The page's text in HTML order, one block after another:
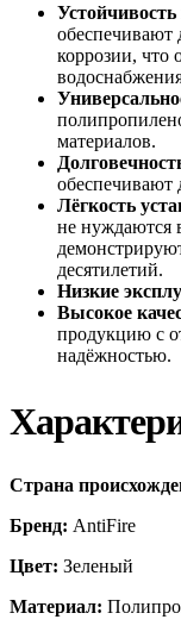
обеспечивают
коррозии, что
материалов.
обеспечивают
Лёгкость
не нуждаются
десятилетий.
Низкие
Высокое
продукцию с
надёжностью.
Страна
Бренд: AntiFire
Цвет: Зеленый
Материал: